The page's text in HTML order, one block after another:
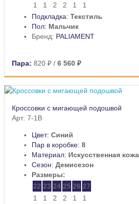
1
1 2 2 1
1
Подкладка: Текстиль
Пол: Мальчик
Бренд: PALIAMENT
Пара: 820 ₽ / 6 560 ₽
Кроссовки с мигающей подошвой
Арт: 7-1B
Цвет: Синий
Пар в коробке: 8
Материал: Искусственная
Сезон: Демисезон
Размеры:
22 23 24 25 26 27
1
1 2 2 1
1